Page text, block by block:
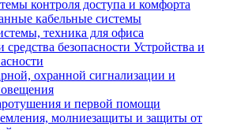
контроля доступа и комфорта
кабельные системы
техника для офиса
Устройства и
охранной сигнализации и
и первой помощи
молниезащиты и защиты от